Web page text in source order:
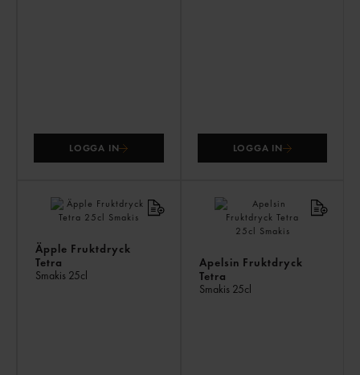
LOGGA IN LOGGA IN
Äpple Fruktdryck
Tetra
Smakis 25cl
Apelsin Fruktdryck
Tetra
Smakis 25cl